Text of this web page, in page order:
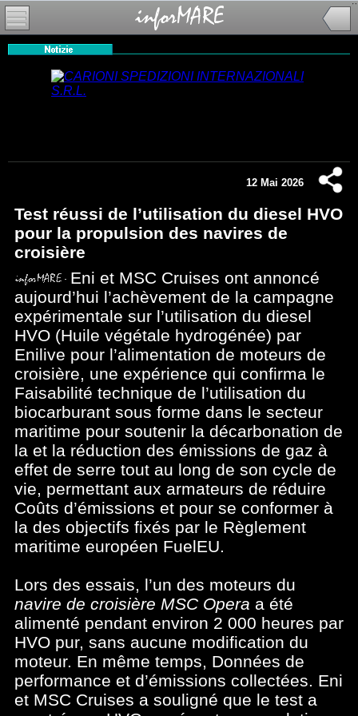
12 Mai 2026
Test réussi de l’utilisation du diesel HVO
pour la propulsion des navires de
croisière
Eni et MSC Cruises ont annoncé
aujourd’hui l’achèvement de la campagne
expérimentale sur l’utilisation du diesel
HVO (Huile végétale hydrogénée) par
Enilive pour l’alimentation de moteurs de
croisière, une expérience qui confirma le
Faisabilité technique de l’utilisation du
biocarburant sous forme dans le secteur
maritime pour soutenir la décarbonation de
la et la réduction des émissions de gaz à
effet de serre tout au long de son cycle de
vie, permettant aux armateurs de réduire
Coûts d’émissions et pour se conformer à
la des objectifs fixés par le Règlement
maritime européen FuelEU.
Lors des essais, l’un des moteurs du
navire de croisière MSC Opera a été
alimenté pendant environ 2 000 heures par
HVO pur, sans aucune modification du
moteur. En même temps, Données de
performance et d’émissions collectées. Eni
et MSC Cruises a souligné que le test a